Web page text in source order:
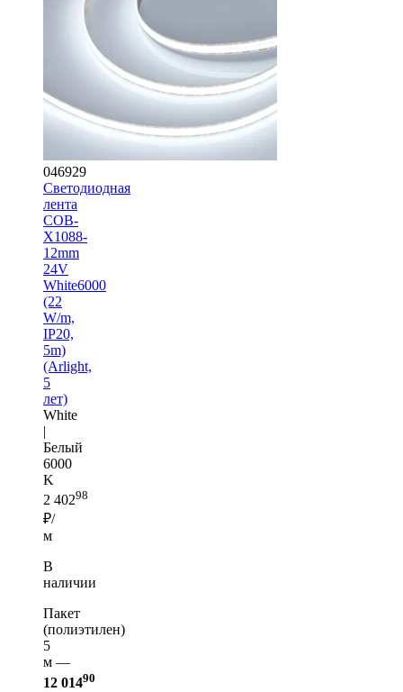
046929
Светодиодная
лента
COB-
X1088-
12mm
24V
White6000
(22
W/m,
IP20,
5m)
(Arlight,
5
лет)
White
|
Белый
6000
K
2 40298
₽/
м
В
наличии
Пакет
(полиэтилен)
5
м —
12 01490